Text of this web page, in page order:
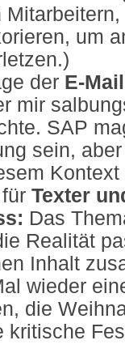
um
der E-
mir
SAP
sein,
Kontext
Texter
Das
Realität
Inhalt
wieder
die
kritische